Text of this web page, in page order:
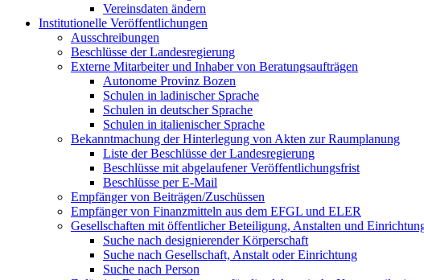
Vereinsdaten ändern
Institutionelle Veröffentlichungen
Ausschreibungen
Beschlüsse der Landesregierung
Externe Mitarbeiter und Inhaber von Beratungsaufträgen
Autonome Provinz Bozen
Schulen in ladinischer Sprache
Schulen in deutscher Sprache
Schulen in italienischer Sprache
Bekanntmachung der Hinterlegung von Akten zur Raumplanung
Liste der Beschlüsse der Landesregierung
Beschlüsse mit abgelaufener Veröffentlichungsfrist
Beschlüsse per E-Mail
Empfänger von Beiträgen/Zuschüssen
Empfänger von Finanzmitteln aus dem EFGL und ELER
Gesellschaften mit öffentlicher Beteiligung, Anstalten und
Suche nach designierender Körperschaft
Suche nach Gesellschaft, Anstalt oder Einrichtung
Suche nach Person